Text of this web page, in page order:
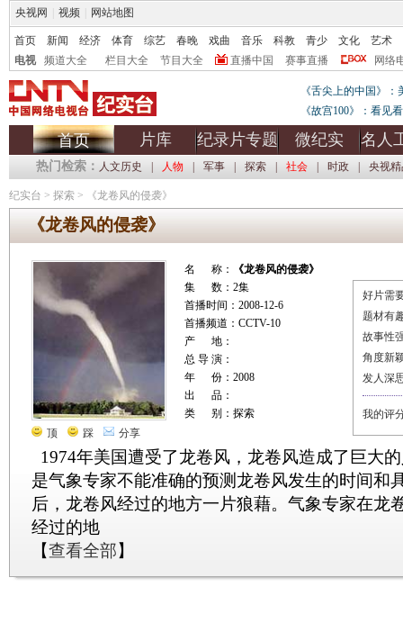
央视网 视频 网站地图
首页 新闻 经济 体育 综艺 春晚 戏曲 音乐 科教 青少 文化
艺术
电视
频道大全 栏目大全 节目大全 直播中国 赛事直播 网络
《舌尖上的中国》
《故宫100》：看见
首页 片库 纪录片专题 微纪实 名人
热门检索： 人文历史 人物 军事 探索 社会 时政 央视
纪实台 > 探索 > 《龙卷风的侵袭》
《龙卷风的侵袭》
顶 踩 分享
名 称：
《龙卷风的侵袭》
集 数：2集
首播时间：2008-12-6
首播频道：CCTV-10
产 地：
总 导 演：
年 份：2008
出 品：
类 别：探索
1974年美国遭受了龙卷风，龙卷风造成了巨大
是气象专家不能准确的预测龙卷风发生的时间和
后，龙卷风经过的地方一片狼藉。气象专家在龙
经过的地
【查看全部】
好片需
题材有
故事性
角度新
发人深
我的评